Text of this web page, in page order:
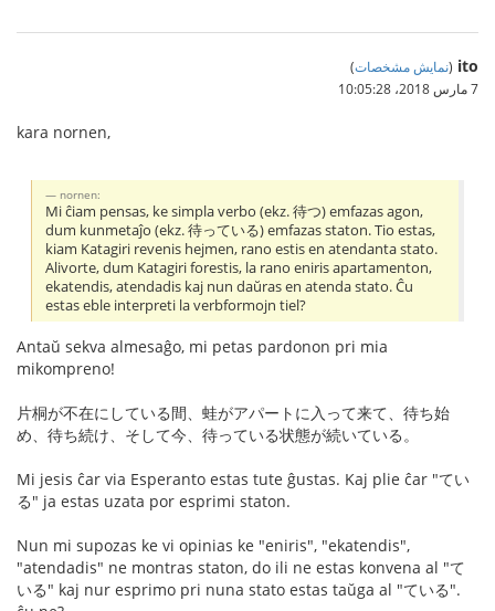
ito
(نمایش مشخصات)
7 مارس 2018،‏ 10:05:28
kara nornen,
nornen:
Mi ĉiam pensas, ke simpla verbo (ekz. 待つ) emfazas agon,
dum kunmetaĵo (ekz. 待っている) emfazas staton. Tio estas,
kiam Katagiri revenis hejmen, rano estis en atendanta stato.
Alivorte, dum Katagiri forestis, la rano eniris apartamenton,
ekatendis, atendadis kaj nun daŭras en atenda stato. Ĉu
estas eble interpreti la verbformojn tiel?
Antaŭ sekva almesaĝo, mi petas pardonon pri mia
mikompreno!
片桐が不在にしている間、蛙がアパートに入って来て、待ち始
め、待ち続け、そして今、待っている状態が続いている。
Mi jesis ĉar via Esperanto estas tute ĝustas. Kaj plie ĉar "てい
る" ja estas uzata por esprimi staton.
Nun mi supozas ke vi opinias ke "eniris", "ekatendis",
"atendadis" ne montras staton, do ili ne estas konvena al "て
いる" kaj nur esprimo pri nuna stato estas taŭga al "ている".